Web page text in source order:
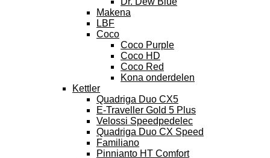
Makena
LBF
Coco
Coco Purple
Coco HD
Coco Red
Kona onderdelen
Kettler
Quadriga Duo CX5
E-Traveller Gold 5 Plus
Velossi Speedpedelec
Quadriga Duo CX Speed
Familiano
Pinnianto HT Comfort